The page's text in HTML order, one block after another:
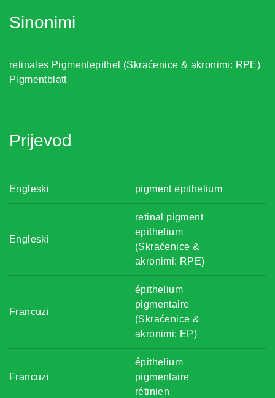
Sinonimi
retinales Pigmentepithel (Skraćenice & akronimi: RPE)
Pigmentblatt
Prijevod
Engleski pigment epithelium
Engleski
retinal pigment
epithelium
(Skraćenice &
akronimi: RPE)
Francuzi
épithelium
pigmentaire
(Skraćenice &
akronimi: EP)
Francuzi
épithelium
pigmentaire
rétinien